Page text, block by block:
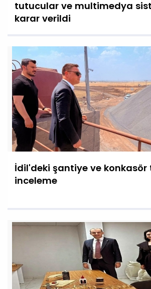
tutucular ve multimedya
karar verildi
İdil'deki şantiye ve konkasör
inceleme